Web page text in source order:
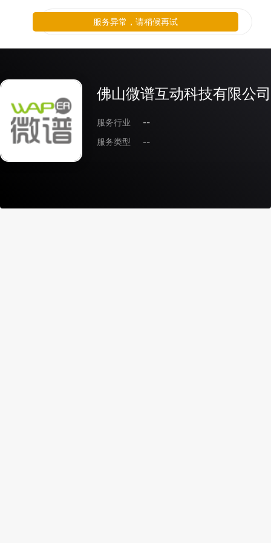
佛山微谱互动科技有限公司
服务行业
--
服务类型
--
服务异常，请稍候再试